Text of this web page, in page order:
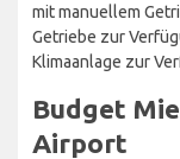
mit manuellem
Getriebe zur
Klimaanlage zur
Budget
Airport